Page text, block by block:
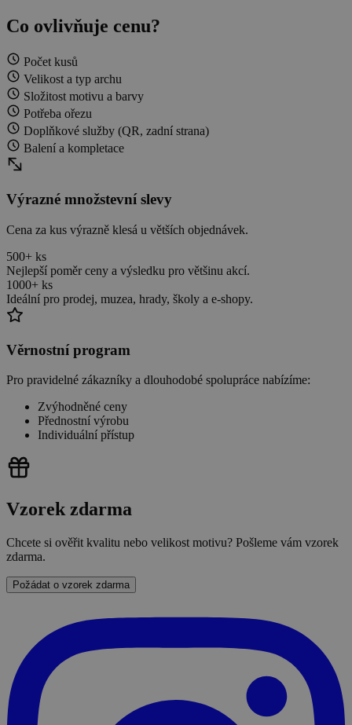
Co ovlivňuje cenu?
Počet kusů
Velikost a typ archu
Složitost motivu a barvy
Potřeba ořezu
Doplňkové služby (QR, zadní strana)
Balení a kompletace
Výrazné množstevní slevy
Cena za kus výrazně klesá u větších objednávek.
500+ ks
Nejlepší poměr ceny a výsledku pro většinu akcí.
1000+ ks
Ideální pro prodej, muzea, hrady, školy a e‑shopy.
Věrnostní program
Pro pravidelné zákazníky a dlouhodobé spolupráce nabízíme:
Zvýhodněné ceny
Přednostní výrobu
Individuální přístup
Vzorek zdarma
Chcete si ověřit kvalitu nebo velikost motivu? Pošleme vám vzorek
zdarma.
Požádat o vzorek zdarma